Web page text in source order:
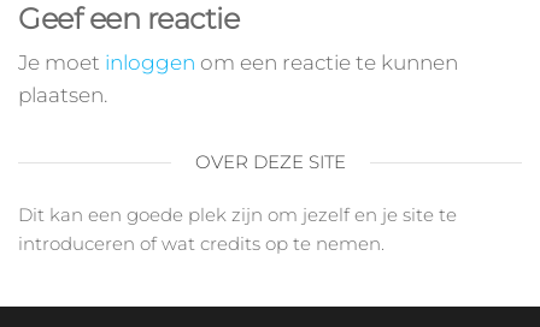
Geef een reactie
Je moet inloggen om een reactie te kunnen
plaatsen.
OVER DEZE SITE
Dit kan een goede plek zijn om jezelf en je site te
introduceren of wat credits op te nemen.